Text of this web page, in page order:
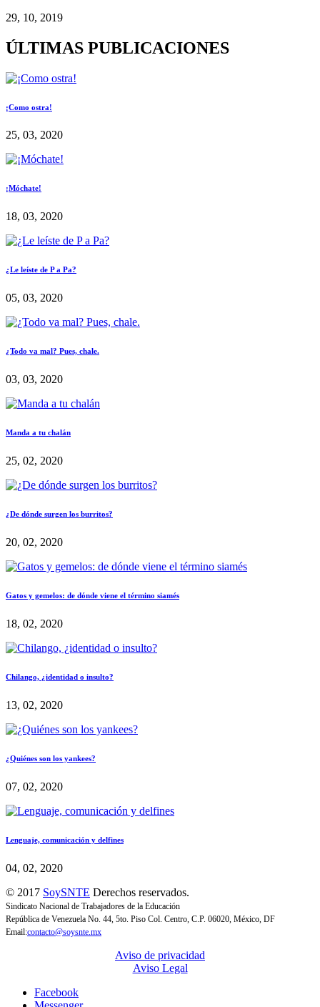
29, 10, 2019
ÚLTIMAS PUBLICACIONES
¡Como ostra!
25, 03, 2020
¡Móchate!
18, 03, 2020
¿Le leíste de P a Pa?
05, 03, 2020
¿Todo va mal? Pues, chale.
03, 03, 2020
Manda a tu chalán
25, 02, 2020
¿De dónde surgen los burritos?
20, 02, 2020
Gatos y gemelos: de dónde viene el término siamés
18, 02, 2020
Chilango, ¿identidad o insulto?
13, 02, 2020
¿Quiénes son los yankees?
07, 02, 2020
Lenguaje, comunicación y delfines
04, 02, 2020
© 2017 SoySNTE Derechos reservados.
Sindicato Nacional de Trabajadores de la Educación
República de Venezuela No. 44, 5to. Piso Col. Centro, C.P. 06020, México, DF
Email:contacto@soysnte.mx
Aviso de privacidad
Aviso Legal
Facebook